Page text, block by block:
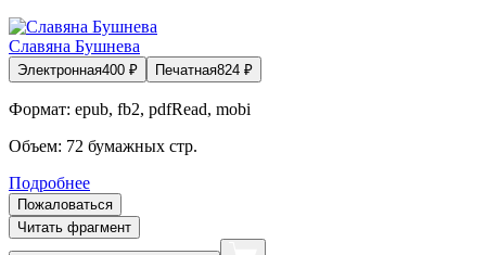
Славяна Бушнева
Электронная400 ₽ Печатная824 ₽
Формат: epub, fb2, pdfRead, mobi
Объем: 72 бумажных стр.
Подробнее
Пожаловаться
Читать фрагмент